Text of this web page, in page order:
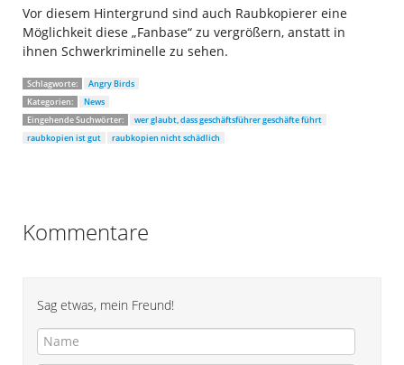
Vor diesem Hintergrund sind auch Raubkopierer eine
Möglichkeit diese „Fanbase“ zu vergrößern, anstatt in
ihnen Schwerkriminelle zu sehen.
Schlagworte:
Angry Birds
Kategorien:
News
Eingehende Suchwörter:
wer glaubt, dass geschäftsführer geschäfte führt
raubkopien ist gut
raubkopien nicht schädlich
Kommentare
Sag etwas, mein Freund!